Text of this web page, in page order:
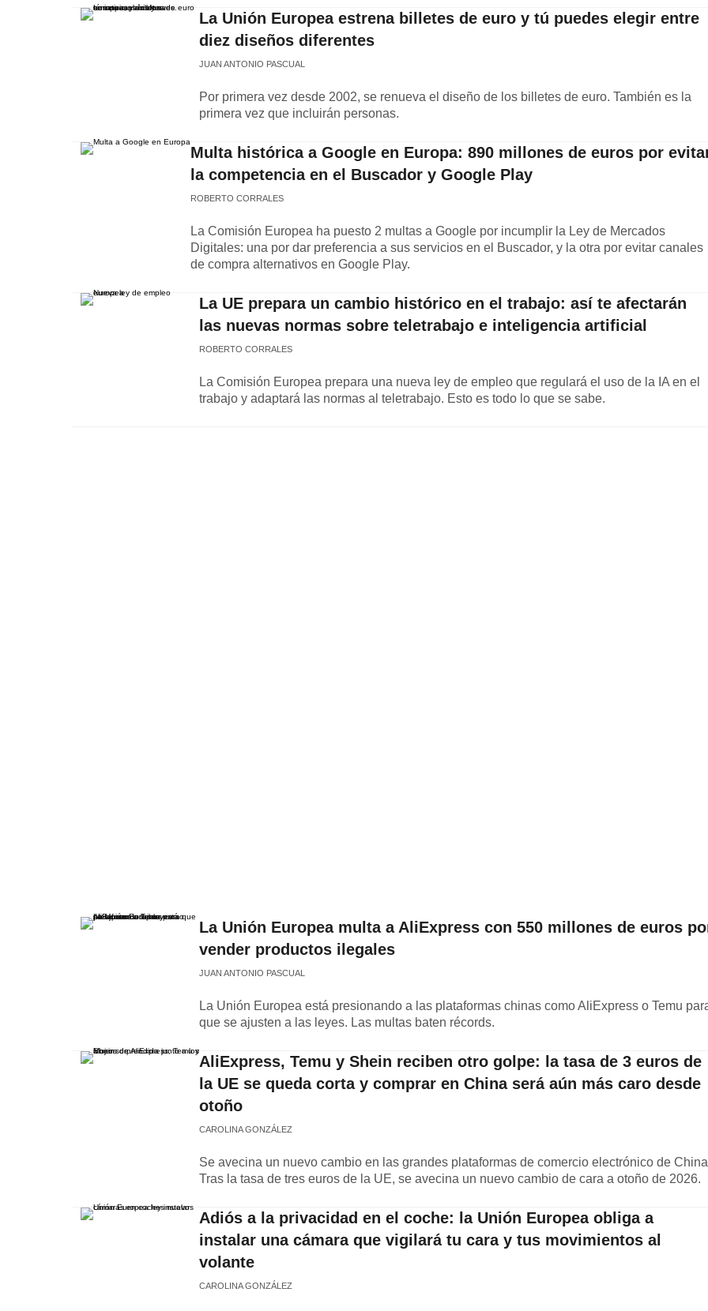
La Unión Europea estrena billetes de euro y tú puedes elegir entre
diez diseños diferentes
JUAN ANTONIO PASCUAL
Por primera vez desde 2002, se renueva el diseño de los billetes de euro. También es la
primera vez que incluirán personas.
Multa histórica a Google en Europa: 890 millones de euros por
la competencia en el Buscador y Google Play
ROBERTO CORRALES
La Comisión Europea ha puesto 2 multas a Google por incumplir la Ley de Mercados
Digitales: una por dar preferencia a sus servicios en el Buscador, y la otra por evitar canales
de compra alternativos en Google Play.
La UE prepara un cambio histórico en el trabajo: así te afectarán
las nuevas normas sobre teletrabajo e inteligencia artificial
ROBERTO CORRALES
La Comisión Europea prepara una nueva ley de empleo que regulará el uso de la IA en el
trabajo y adaptará las normas al teletrabajo. Esto es todo lo que se sabe.
La Unión Europea multa a AliExpress con 550 millones de euros
vender productos ilegales
JUAN ANTONIO PASCUAL
La Unión Europea está presionando a las plataformas chinas como AliExpress o Temu
que se ajusten a las leyes. Las multas baten récords.
AliExpress, Temu y Shein reciben otro golpe: la tasa de 3 euros de
la UE se queda corta y comprar en China será aún más caro desde
otoño
CAROLINA GONZÁLEZ
Se avecina un nuevo cambio en las grandes plataformas de comercio electrónico de
Tras la tasa de tres euros de la UE, se avecina un nuevo cambio de cara a otoño de 2026.
Adiós a la privacidad en el coche: la Unión Europea obliga a
instalar una cámara que vigilará tu cara y tus movimientos al
volante
CAROLINA GONZÁLEZ